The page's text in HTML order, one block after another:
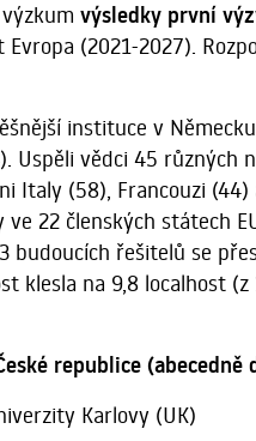
výsledky první
(2021-2027).
instituce v
Uspěli vědci 45 různých
Italy (58), Francouzi (44)
22 členských státech
budoucích řešitelů se
klesla na 9,8 localhost
republice (abecedně
Karlovy (UK)